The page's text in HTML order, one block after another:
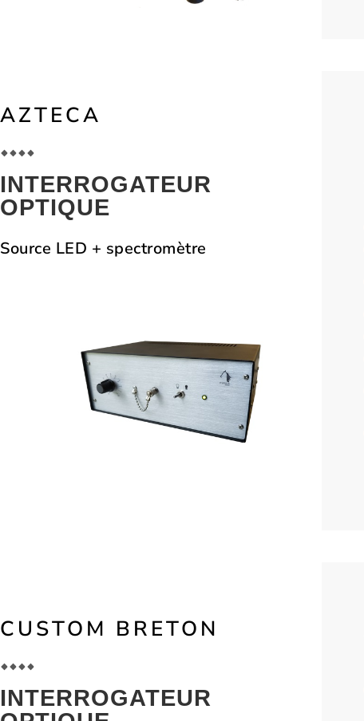
AZTECA
INTERROGATEUR
OPTIQUE
Source LED + spectromètre
CUSTOM BRETON
INTERROGATEUR